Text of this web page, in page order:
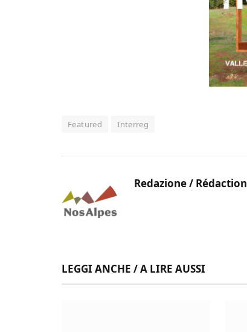
Featured Interreg
Redazione / Rédaction
LEGGI ANCHE / A LIRE AUSSI